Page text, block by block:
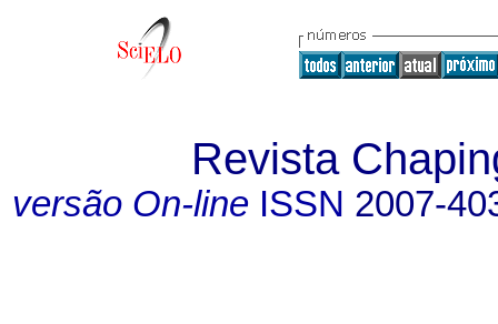
Revista
versão On-line ISSN 2007-